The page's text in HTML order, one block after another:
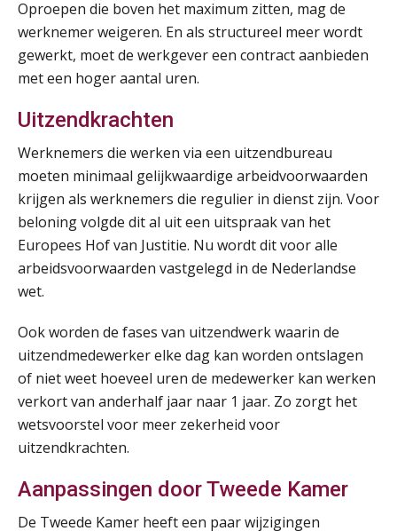
Oproepen die boven het maximum zitten, mag de
werknemer weigeren. En als structureel meer wordt
gewerkt, moet de werkgever een contract aanbieden
met een hoger aantal uren.
Uitzendkrachten
Werknemers die werken via een uitzendbureau
moeten minimaal gelijkwaardige arbeidvoorwaarden
krijgen als werknemers die regulier in dienst zijn. Voor
beloning volgde dit al uit een uitspraak van het
Europees Hof van Justitie. Nu wordt dit voor alle
arbeidsvoorwaarden vastgelegd in de Nederlandse
wet.
Ook worden de fases van uitzendwerk waarin de
uitzendmedewerker elke dag kan worden ontslagen
of niet weet hoeveel uren de medewerker kan werken
verkort van anderhalf jaar naar 1 jaar. Zo zorgt het
wetsvoorstel voor meer zekerheid voor
uitzendkrachten.
Aanpassingen door Tweede Kamer
De Tweede Kamer heeft een paar wijzigingen
AUG
Markus Verbeek Praehep
AUG
Summercourse Impact en invloed van AI op de salarisverwerking (basis)
MOCuitgevers
AUG
MOCuitgevers
28
AUG
Online Vakopleiding Payroll Services (VPS)
MOCuitgevers
Opfriscursus VPS (NIRPA PE)
31
AUG
Praktijkdiploma Loonadministratie (PDL®)
Markus Verbeek Praehep
01
SEP
MOCuitgevers
03
Online cursus Wwft voor salarisadministrateurs (inclusief praktijkmodellen)
MOCuitgevers